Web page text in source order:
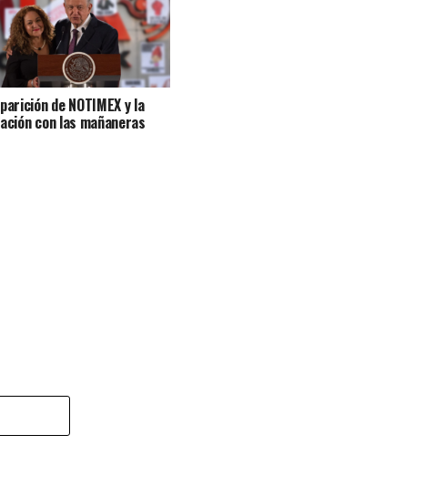
de NOTIMEX y la
con las mañaneras